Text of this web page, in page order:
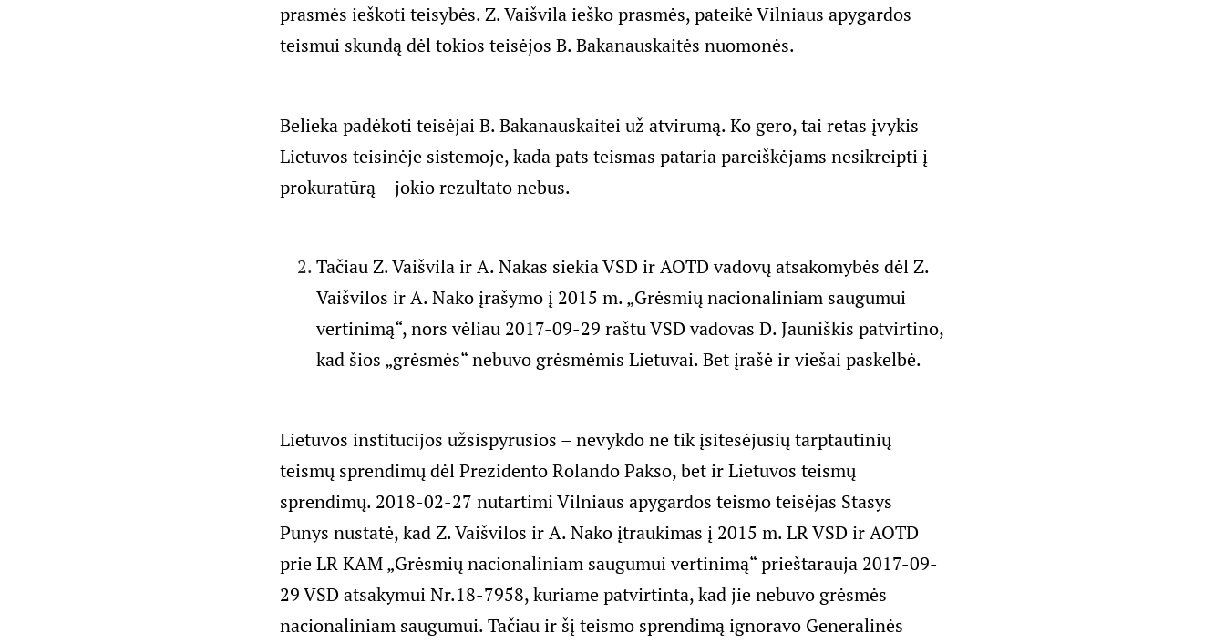
prasmės ieškoti teisybės. Z. Vaišvila ieško prasmės, pateikė Vilniaus apygardos
teismui skundą dėl tokios teisėjos B. Bakanauskaitės nuomonės.
Belieka padėkoti teisėjai B. Bakanauskaitei už atvirumą. Ko gero, tai retas įvykis
Lietuvos teisinėje sistemoje, kada pats teismas pataria pareiškėjams nesikreipti į
prokuratūrą – jokio rezultato nebus.
Tačiau Z. Vaišvila ir A. Nakas siekia VSD ir AOTD vadovų atsakomybės dėl Z.
Vaišvilos ir A. Nako įrašymo į 2015 m. „Grėsmių nacionaliniam saugumui
vertinimą“, nors vėliau 2017-09-29 raštu VSD vadovas D. Jauniškis patvirtino,
kad šios „grėsmės“ nebuvo grėsmėmis Lietuvai. Bet įrašė ir viešai paskelbė.
Lietuvos institucijos užsispyrusios – nevykdo ne tik įsitesėjusių tarptautinių
teismų sprendimų dėl Prezidento Rolando Pakso, bet ir Lietuvos teismų
sprendimų. 2018-02-27 nutartimi Vilniaus apygardos teismo teisėjas Stasys
Punys nustatė, kad Z. Vaišvilos ir A. Nako įtraukimas į 2015 m. LR VSD ir AOTD
prie LR KAM „Grėsmių nacionaliniam saugumui vertinimą“ prieštarauja 2017-09-
29 VSD atsakymui Nr.18-7958, kuriame patvirtinta, kad jie nebuvo grėsmės
nacionaliniam saugumui. Tačiau ir šį teismo sprendimą ignoravo Generalinės